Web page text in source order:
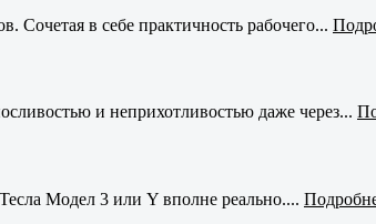
Сочетая в себе практичность рабочего...
и неприхотливостью даже через...
Модел 3 или Y вполне реально....